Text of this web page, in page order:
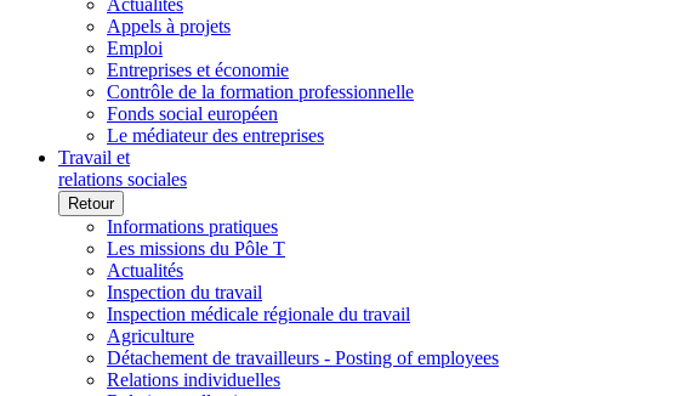
Actualités
Appels à projets
Emploi
Entreprises et économie
Contrôle de la formation professionnelle
Fonds social européen
Le médiateur des entreprises
Travail et
relations sociales
Retour
Informations pratiques
Les missions du Pôle T
Actualités
Inspection du travail
Inspection médicale régionale du travail
Agriculture
Détachement de travailleurs - Posting of employees
Relations individuelles